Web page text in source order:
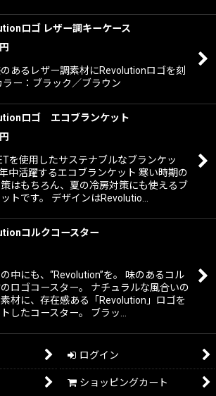
ロゴ レザー調キーケース
円
あるレザー調素材にRevolutionロゴを刻
ラー：ブラック／ブラウン
ロゴ エコブランケット
円
を使用したサステナブルなブランケッ
年中活躍するエコブランケット 寒い時期の
はもちろん、夏の冷房対策にも使えるブ
トです。 デザインはRevolutio…
コルクコースター
中にも、“Revolution”を。 味のあるコル
ロゴコースター。 ナチュラルな風合いの
材に、存在感ある「Revolution」ロゴを
したコースター。 ブラッ…
ログイン
ショッピングカート